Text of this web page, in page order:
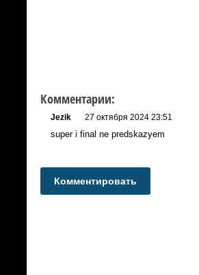
Комментарии:
Jezik 27 октября 2024 23:51
super i final ne predskazyem
Комментировать